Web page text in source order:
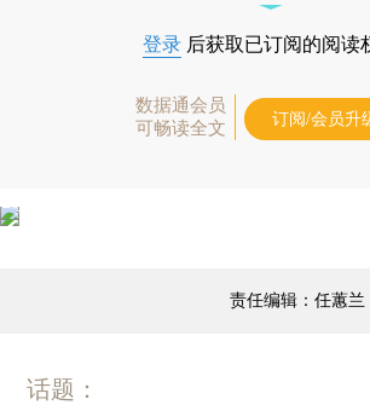
登录 后获取已订阅的阅读
数据通会员
可畅读全文
订阅/会员升
责任编辑：任蕙
话题：